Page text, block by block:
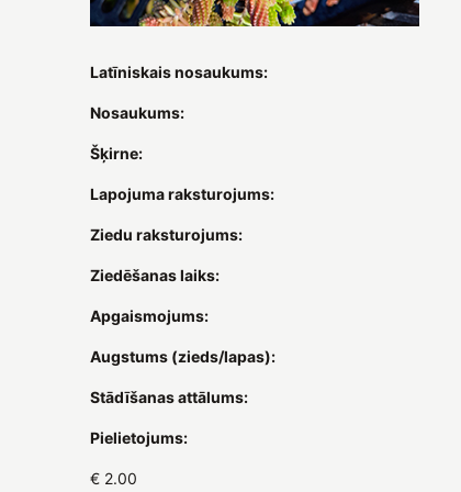
Latīniskais nosaukums:
Nosaukums:
Šķirne:
Lapojuma raksturojums:
Ziedu raksturojums:
Ziedēšanas laiks:
Apgaismojums:
Augstums (zieds/lapas):
Stādīšanas attālums:
Pielietojums:
€ 2.00